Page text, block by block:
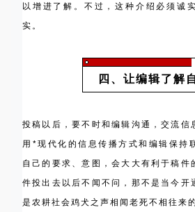
以增进了解。不过，这种介绍必须诚
实。
四、让编辑了解
投稿以后，要不时和编辑沟通，交流信
用*现代化的信息传播方式和编辑保持
自己的要求、意图，会大大有利于稿件
件投出去以后不闻不问，那不是当今开
是农耕社会鸡犬之声相闻老死不相往来